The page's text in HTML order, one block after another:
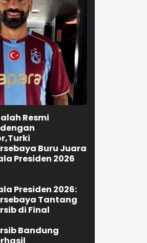
Resmi
Buru Juara
Presiden 2026
Presiden 2026:
Tantang
di Final
Bandung